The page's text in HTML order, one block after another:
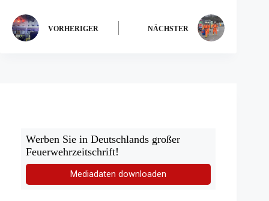
VORHERIGER NÄCHSTER
Werben Sie in Deutschlands großer
Feuerwehrzeitschrift!
Mediadaten downloaden